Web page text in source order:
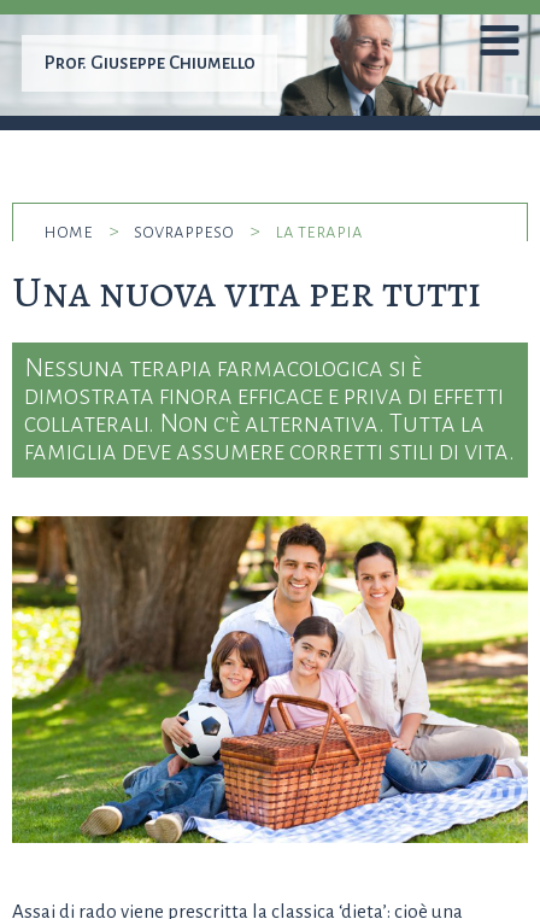
Prof. Giuseppe Chiumello
home > sovrappeso > la terapia
Una nuova vita per tutti
Nessuna terapia farmacologica si è
dimostrata finora efficace e priva di effetti
collaterali. Non c'è alternativa. Tutta la
famiglia deve assumere corretti stili di vita.
Assai di rado viene prescritta la classica ‘dieta’: cioè una